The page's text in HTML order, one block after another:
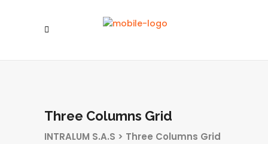
Three Columns Grid
INTRALUM S.A.S > Three Columns Grid